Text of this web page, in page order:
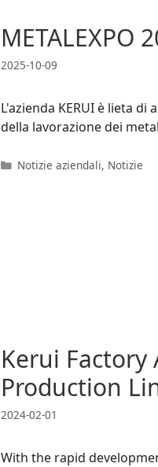
METALEXPO
2025-10-09
L'azienda KERUI è lieta
della lavorazione dei
Categorie
Notizie aziendali, Notizie
Kerui
Production
2024-02-01
With the rapid